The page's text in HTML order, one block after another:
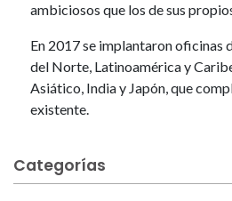
ambiciosos que los de sus
En 2017 se implantaron oficinas
del Norte, Latinoamérica y
Asiático, India y Japón, que
existente.
Categorías